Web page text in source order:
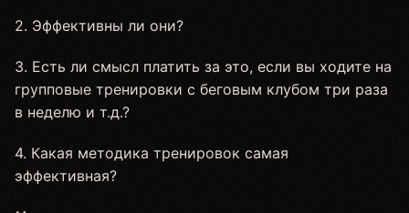
2. Эффективны ли они?
3. Есть ли смысл платить за это, если вы ходите на
групповые тренировки с беговым клубом три раза
в неделю и т.д.?
4. Какая методика тренировок самая
эффективная?